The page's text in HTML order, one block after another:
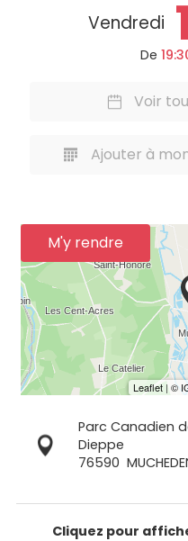
Vendredi
De
Voir
Ajouter à
M'y rendre
Parc Canadien
Dieppe
76590
Cliquez pour